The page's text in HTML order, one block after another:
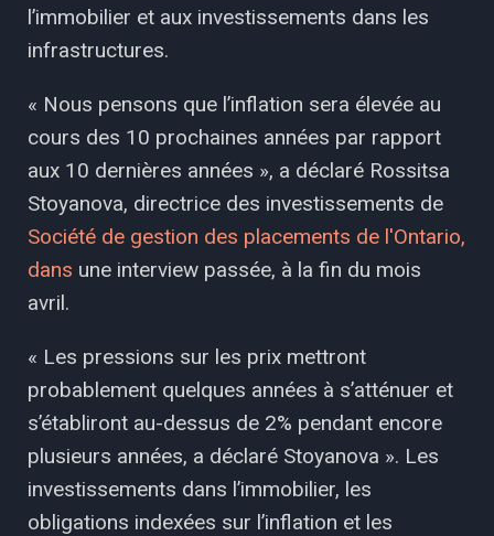
l’immobilier et aux investissements dans les
infrastructures.
« Nous pensons que l’inflation sera élevée au
cours des 10 prochaines années par rapport
aux 10 dernières années », a déclaré Rossitsa
Stoyanova, directrice des investissements de
Société de gestion des placements de l'Ontario,
dans une interview passée, à la fin du mois
avril.
« Les pressions sur les prix mettront
probablement quelques années à s’atténuer et
s’établiront au-dessus de 2% pendant encore
plusieurs années, a déclaré Stoyanova ». Les
investissements dans l’immobilier, les
obligations indexées sur l’inflation et les